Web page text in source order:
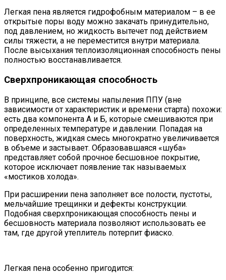
Легкая пена является гидрофобным материалом – в ее
открытые поры воду можно закачать принудительно,
под давлением, но жидкость вытечет под действием
силы тяжести, а не переместится внутри материала.
После высыхания теплоизоляционная способность пены
полностью восстанавливается.
Сверхпроникающая способность
В принципе, все системы напыления ППУ (вне
зависимости от характеристик и времени старта) похожи:
есть два компонента А и Б, которые смешиваются при
определенных температуре и давлении. Попадая на
поверхность, жидкая смесь многократно увеличивается
в объеме и застывает. Образовавшаяся «шуба»
представляет собой прочное бесшовное покрытие,
которое исключает появление так называемых
«мостиков холода».
При расширении пена заполняет все полости, пустоты,
мельчайшие трещинки и дефекты конструкции.
Подобная сверхпроникающая способность пены и
бесшовность материала позволяют использовать ее
там, где другой утеплитель потерпит фиаско.
Легкая пена особенно пригодится: